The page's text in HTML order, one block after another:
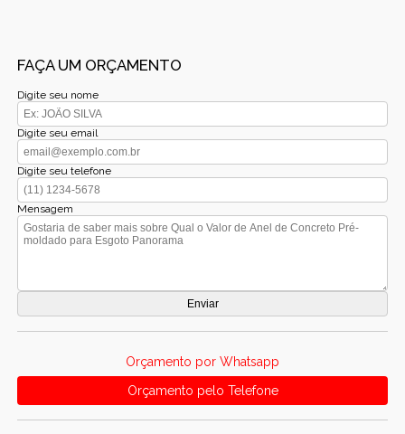
FAÇA UM ORÇAMENTO
Digite seu nome
Digite seu email
Digite seu telefone
Mensagem
Orçamento por Whatsapp
Orçamento pelo Telefone